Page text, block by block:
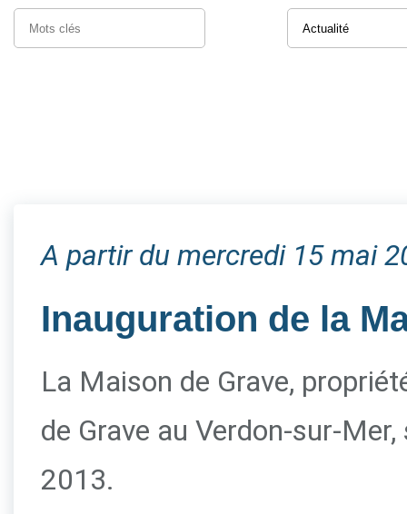
A partir du mercredi 15 mai
Inauguration de la
La Maison de Grave,
de Grave au Verdon-sur-
2013.